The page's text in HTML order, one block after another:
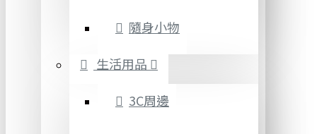
隨身小物
生活用品
3C周邊